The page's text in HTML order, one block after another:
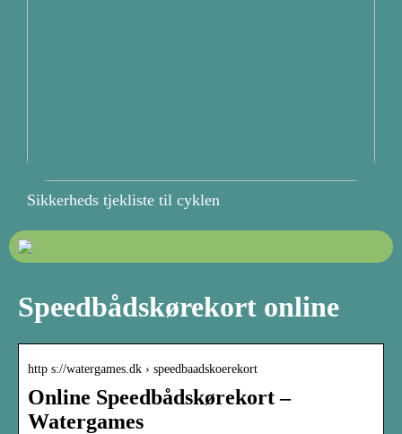
Sikkerheds tjekliste til cyklen
Speedbådskørekort online
http s://watergames.dk › speedbaadskoerekort
Online Speedbådskørekort –
Watergames